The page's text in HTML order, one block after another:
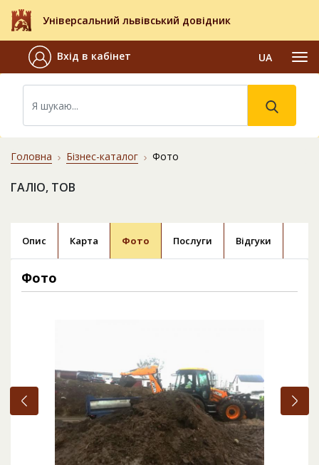
Універсальний львівський довідник
Вхід в кабінет UA
Головна Бізнес-каталог Фото
ГАЛІО, ТОВ
Опис Карта Фото Послуги Відгуки
Фото